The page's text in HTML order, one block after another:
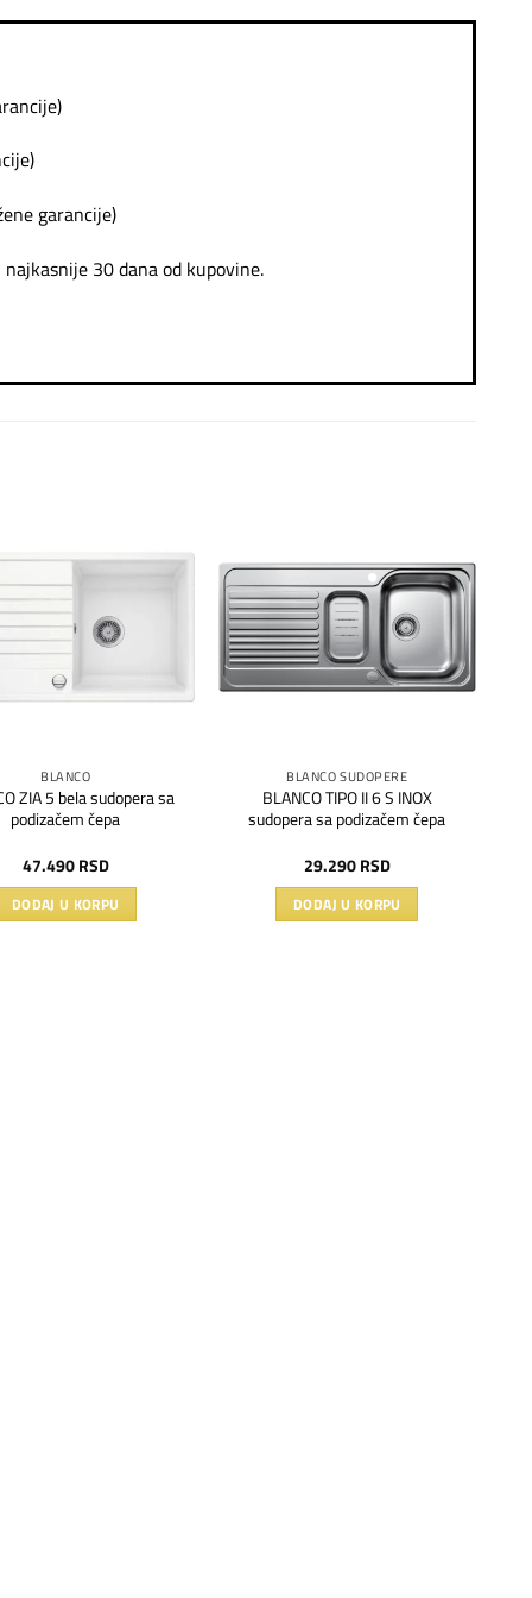
garancije)
30 dana od kupovine.
Dodaj
BLANCO
ZIA 5 bela sudopera sa
podizačem čepa
47.490RSD
DODAJ U KORPU
Dodaj
na
listu
BLANCO SUDOPERE
BLANCO TIPO II 6 S INOX
sudopera sa podizačem čepa
29.290RSD
DODAJ U KORPU